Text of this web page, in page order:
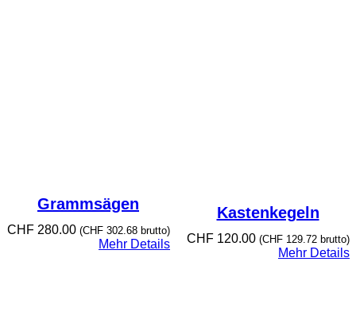
Grammsägen
CHF280.00 (CHF302.68brutto)
Mehr Details
Kastenkegeln
CHF120.00 (CHF129.72brutto)
Mehr Details